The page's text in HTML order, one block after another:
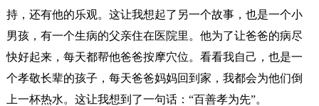
持，还有他的乐观。这让我想起了另一个故事，也是一个小
男孩，有一个生病的父亲住在医院里。他为了让爸爸的病尽
快好起来，每天都帮他爸爸按摩穴位。看看我自己，也是一
个孝敬长辈的孩子，每天爸爸妈妈回到家，我都会为他们倒
上一杯热水。这让我想到了一句话：“百善孝为先”。